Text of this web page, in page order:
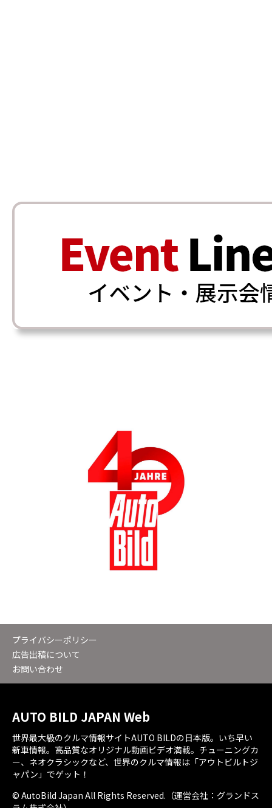
プライバシーポリシー
広告出稿について
お問い合わせ
AUTO BILD JAPAN Web
世界最大級のクルマ情報サイトAUTO BILDの日本版。いち早い
新車情報。高品質なオリジナル動画ビデオ満載。チューニングカ
ー、ネオクラシックなど、世界のクルマ情報は「アウトビルトジ
ャパン」でゲット！
© AutoBild Japan All Rights Reserved.（運営会社：グランドス